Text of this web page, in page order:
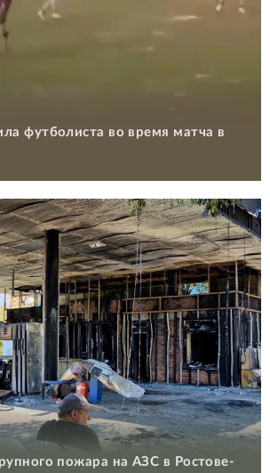
футболиста во время матча в
пожара на АЗС в Ростове-